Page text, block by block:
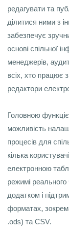
редагувати та
ділитися ними з
забезпечує
основі спільної
менеджерів,
всіх, хто працює
редактори
Головною
можливість
процесів для
кілька
електронною
режимі
додатком і
форматах,
.ods) та CSV.